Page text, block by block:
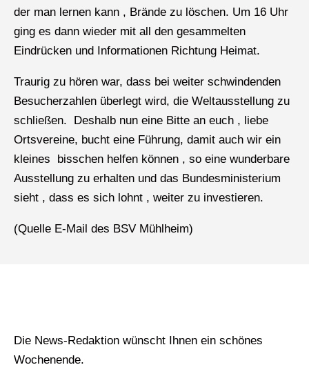
der man lernen kann , Brände zu löschen. Um 16 Uhr
ging es dann wieder mit all den gesammelten
Eindrücken und Informationen Richtung Heimat.
Traurig zu hören war, dass bei weiter schwindenden
Besucherzahlen überlegt wird, die Weltausstellung zu
schließen. Deshalb nun eine Bitte an euch , liebe
Ortsvereine, bucht eine Führung, damit auch wir ein
kleines bisschen helfen können , so eine wunderbare
Ausstellung zu erhalten und das Bundesministerium
sieht , dass es sich lohnt , weiter zu investieren.
(Quelle E-Mail des BSV Mühlheim)
Die News-Redaktion wünscht Ihnen ein schönes
Wochenende.